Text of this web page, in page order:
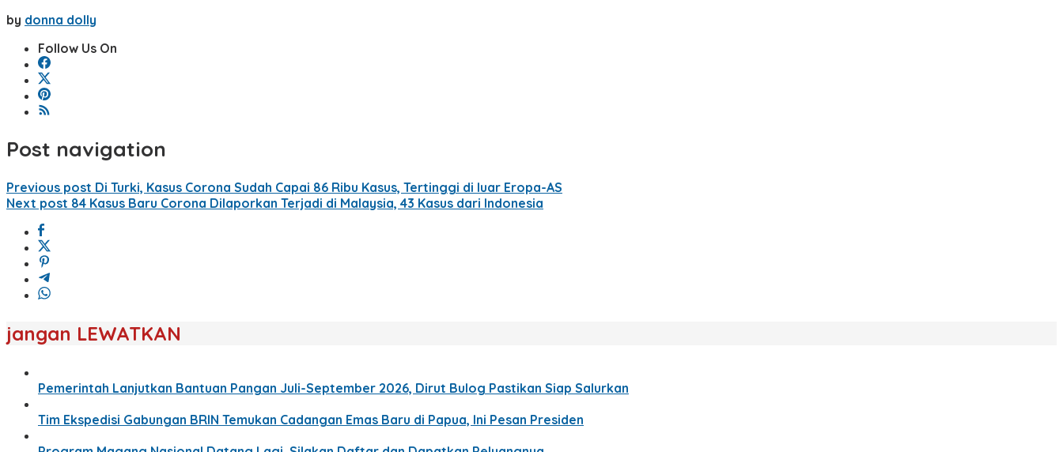
by donna dolly
Follow Us On
Post navigation
Previous post Di Turki, Kasus Corona Sudah Capai 86 Ribu Kasus, Tertinggi di luar Eropa-AS
Next post 84 Kasus Baru Corona Dilaporkan Terjadi di Malaysia, 43 Kasus dari Indonesia
jangan LEWATKAN
Pemerintah Lanjutkan Bantuan Pangan Juli-September 2026, Dirut Bulog Pastikan Siap Salurkan
Tim Ekspedisi Gabungan BRIN Temukan Cadangan Emas Baru di Papua, Ini Pesan Presiden